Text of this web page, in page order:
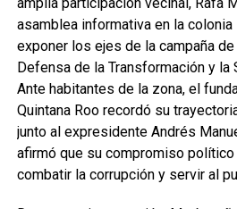
La Jornada Nacional de
ecosistemas como bosques
y secas, matorrales, pastizales y
plantación de 302 especies, de las
y 41 endémicas. Las acciones
Naturales Protegidas y 17 Áreas
Voluntariamente a la
recuperar territorios estratégicos y
amplia participación vecinal, Rafa
asamblea informativa en la
exponer los ejes de la campaña
Defensa de la Transformación y la
Ante habitantes de la zona, el
Quintana Roo recordó su
junto al expresidente Andrés
afirmó que su compromiso
combatir la corrupción y servir al